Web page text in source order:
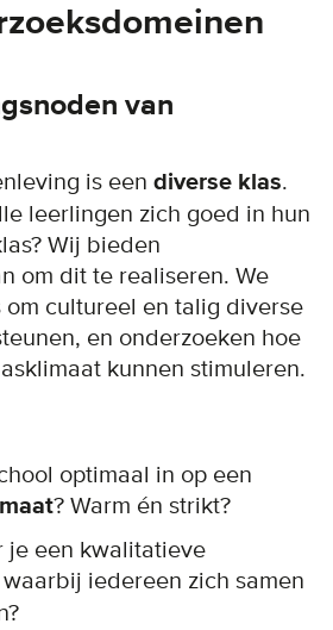
van
is een diverse klas.
leerlingen zich goed in hun
Wij bieden
om dit te realiseren. We
cultureel en talig diverse
en onderzoeken hoe
kunnen stimuleren.
optimaal in op een
? Warm én strikt?
je een kwalitatieve
waarbij iedereen zich samen